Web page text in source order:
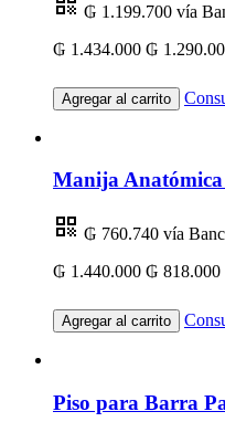
₲ 1.199.700 vía
₲ 1.434.000 ₲
Agregar al carrito
Manija
₲ 760.740 vía
₲ 1.440.000 ₲ 818.000
Agregar al carrito
Piso para Barra